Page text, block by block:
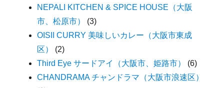
NEPALI KITCHEN & SPICE HOUSE（大阪
市、松原市）
(3)
OISII CURRY 美味しいカレー（大阪市東成
区）
(2)
Third Eye サードアイ（大阪市、姫路市）
(6)
CHANDRAMA チャンドラマ（大阪市浪速区）